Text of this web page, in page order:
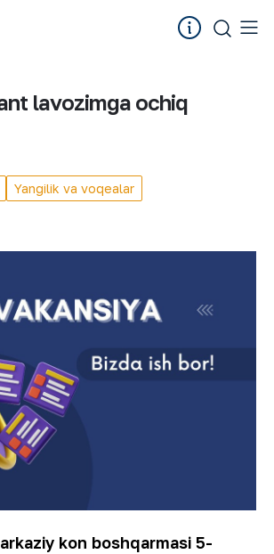
lavozimga ochiq
Yangilik va voqealar
kon boshqarmasi 5-